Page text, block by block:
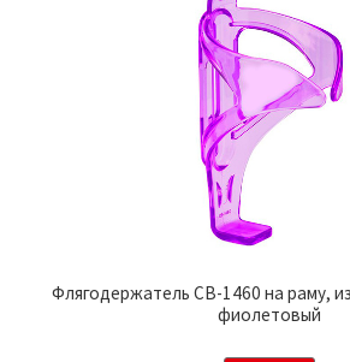
Флягодержатель CB-1460 на раму,
фиолетовый